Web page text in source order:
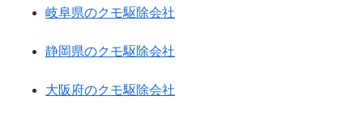
岐阜県のクモ駆除会社
静岡県のクモ駆除会社
大阪府のクモ駆除会社